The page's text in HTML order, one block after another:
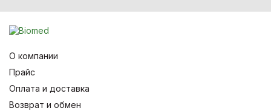
О компании
Прайс
Оплата и доставка
Возврат и обмен